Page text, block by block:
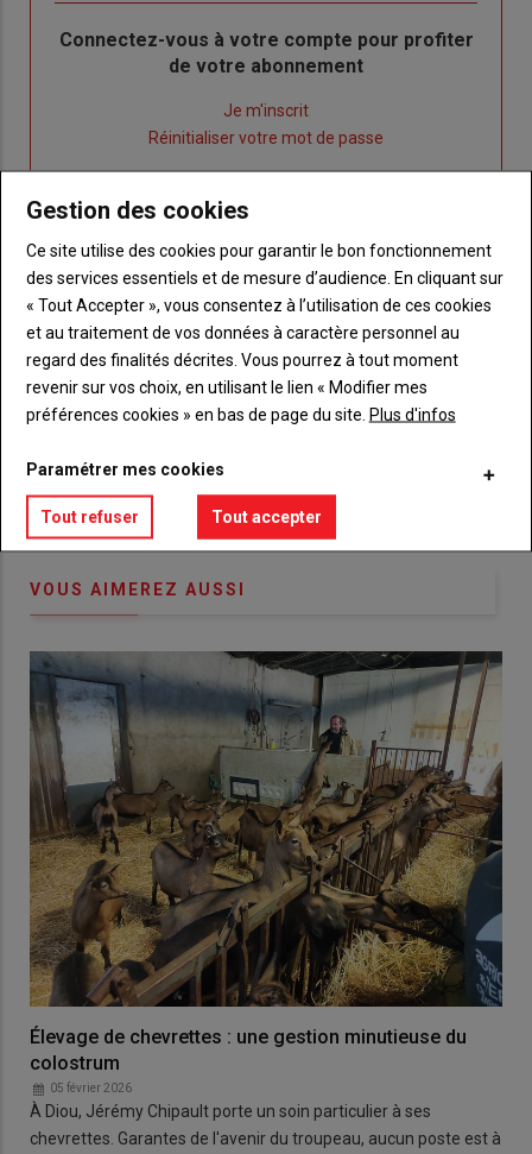
Body
Connectez-vous à votre compte pour profiter
de votre abonnement
compte"
Je m'inscrit
mot
de
passe"
Réinitialiser votre mot de passe
"Je
me
connecte"
Je me connecte
Sous-
titre
Vous n'êtes pas abonné(e)
TITRE CRÉEZ UN COMPTE
BodyChoisissez votre formule et créez votre
Lien Créez un compte
VOUS AIMEREZ AUSSI
Élevage de chevrettes : une gestion minutieuse du
colostrum
05 février 2026
À Diou, Jérémy Chipault porte un soin particulier à ses
chevrettes. Garantes de l'avenir du troupeau, aucun poste est à
Gestion des cookies
Ce site utilise des cookies pour garantir le bon fonctionnement
des services essentiels et de mesure d’audience. En cliquant sur
« Tout Accepter », vous consentez à l’utilisation de ces cookies
et au traitement de vos données à caractère personnel au
regard des finalités décrites. Vous pourrez à tout moment
revenir sur vos choix, en utilisant le lien « Modifier mes
préférences cookies » en bas de page du site. Plus d'infos
Paramétrer mes cookies
Tout refuser Tout accepter